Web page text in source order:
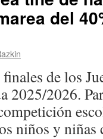
del
de los
2025/2026.
niños y